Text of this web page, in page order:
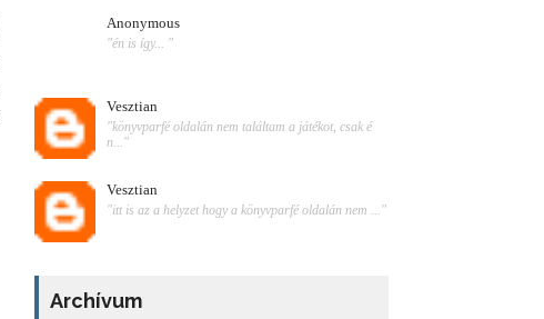
Anonymous
"én is így... "
Vesztian
"könyvparfé oldalán nem találtam a játékot, csak é
n..."
Vesztian
"itt is az a helyzet hogy a könyvparfé oldalán nem ..."
Archívum